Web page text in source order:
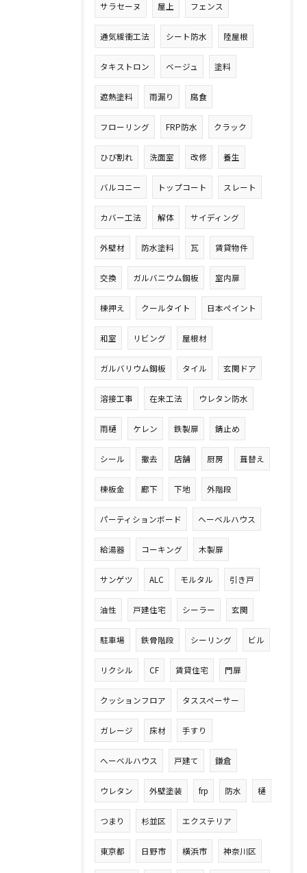
サラセーヌ 屋上 フェンス
通気緩衝工法 シート防水 陸屋根
タキストロン ベージュ 塗料
遮熱塗料 雨漏り 腐食
フローリング FRP防水 クラック
ひび割れ 洗面室 改修 養生
バルコニー トップコート スレート
カバー工法 解体 サイディング
外壁材 防水塗料 瓦 賃貸物件
交換 ガルバニウム鋼板 室内扉
棟押え クールタイト 日本ペイント
和室 リビング 屋根材
ガルバリウム鋼板 タイル 玄関ドア
溶接工事 在来工法 ウレタン防水
雨樋 ケレン 鉄製扉 錆止め
シール 撤去 店舗 厨房 葺替え
棟板金 廊下 下地 外階段
パーティションボード ヘーベルハウス
給湯器 コーキング 木製扉
サンゲツ ALC モルタル 引き戸
油性 戸建住宅 シーラー 玄関
駐車場 鉄骨階段 シーリング ビル
リクシル CF 賃貸住宅 門扉
クッションフロア タススペーサー
ガレージ 床材 手すり
へーベルハウス 戸建て 鎌倉
ウレタン 外壁塗装 frp 防水 樋
つまり 杉並区 エクステリア
東京都 日野市 横浜市 神奈川区